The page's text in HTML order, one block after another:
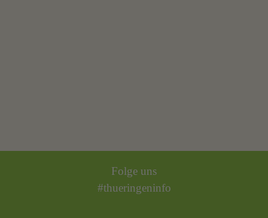
Folge uns
#thueringeninfo